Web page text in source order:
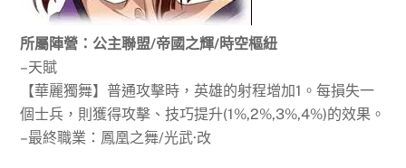
所屬陣營：公主聯盟/帝國之輝/時空樞紐
–天賦
【華麗獨舞】普通攻擊時，英雄的射程增加1。每損失一
個士兵，則獲得攻擊、技巧提升(1%,2%,3%,4%)的效果。
–最終職業：鳳凰之舞/光武·改